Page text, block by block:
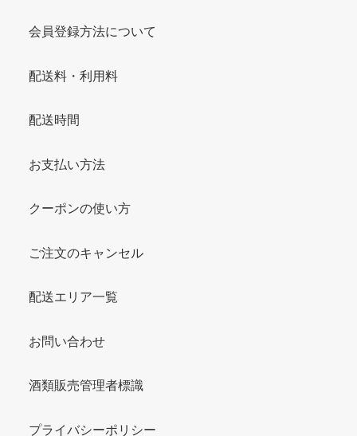
会員登録方法について
配送料・利用料
配送時間
お支払い方法
クーポンの使い方
ご注文のキャンセル
配送エリア一覧
お問い合わせ
酒類販売管理者標識
プライバシーポリシー